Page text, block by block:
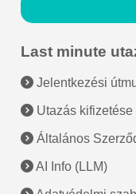
Last minute
Jelentkezési
Utazás kifizetése
Általános
AI Info (LLM)